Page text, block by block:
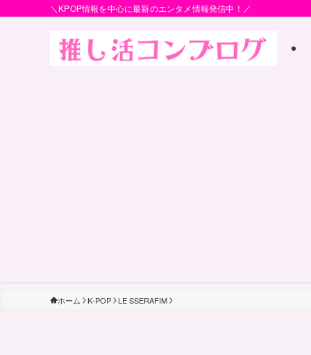
＼KPOP情報を中心に最新のエンタメ情報発信中！／
ホーム K-POP LE SSERAFIM